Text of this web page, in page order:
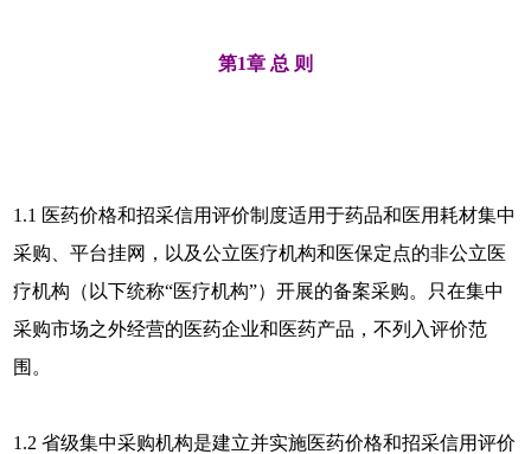
第1章 总 则
1.1 医药价格和招采信用评价制度适用于药品和医用耗材集中
采购、平台挂网，以及公立医疗机构和医保定点的非公立医
疗机构（以下统称“医疗机构”）开展的备案采购。只在集中
采购市场之外经营的医药企业和医药产品，不列入评价范
围。
1.2 省级集中采购机构是建立并实施医药价格和招采信用评价